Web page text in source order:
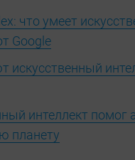
что умеет
Google
искусственный
интеллект помог
планету